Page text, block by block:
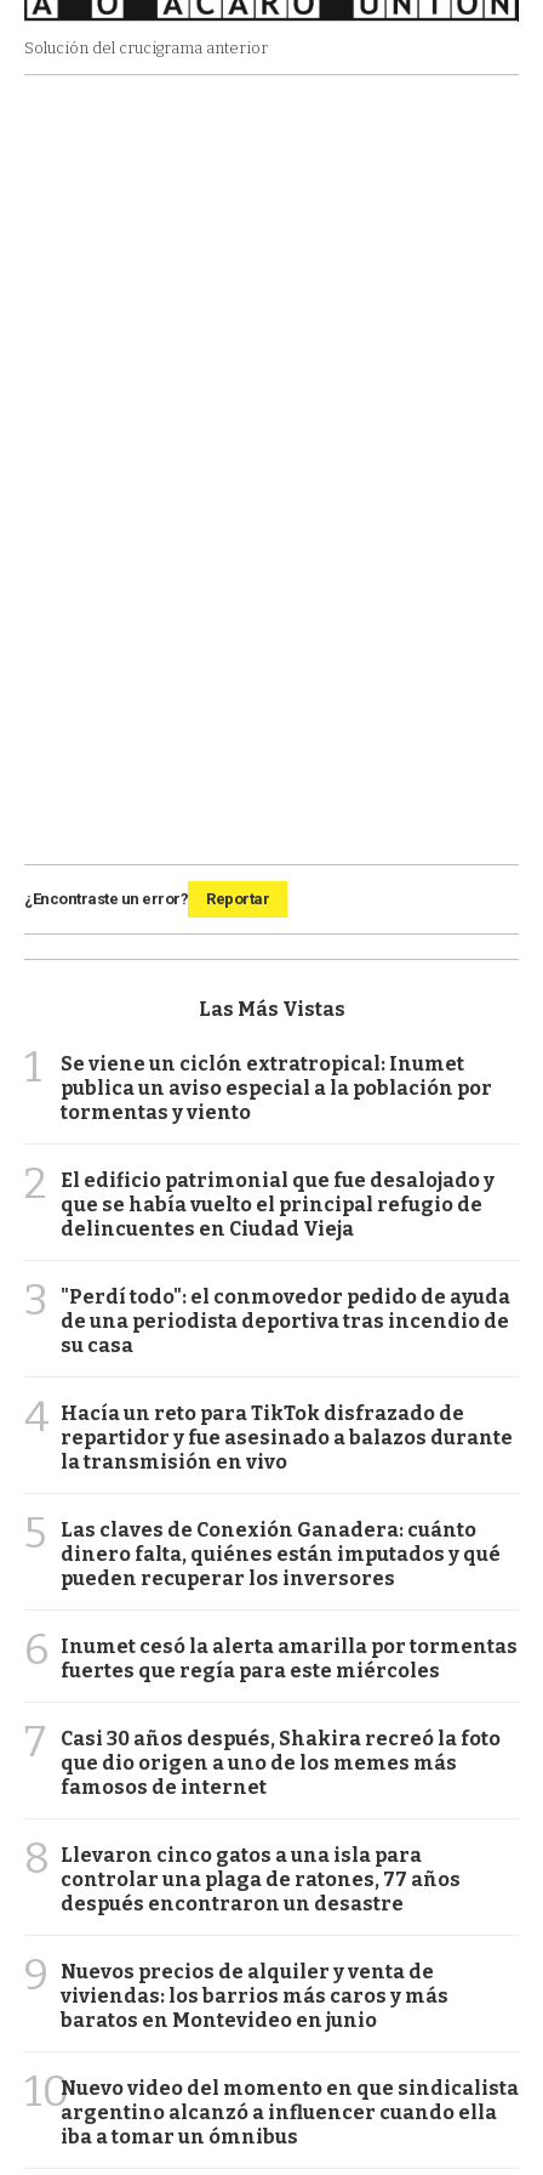
Solución del crucigrama anterior
¿Encontraste un error? Reportar
Las Más Vistas
1
Se viene un ciclón extratropical: Inumet
publica un aviso especial a la población por
tormentas y viento
2
El edificio patrimonial que fue desalojado y
que se había vuelto el principal refugio de
delincuentes en Ciudad Vieja
3
"Perdí todo": el conmovedor pedido de ayuda
de una periodista deportiva tras incendio de
su casa
4 Hacía un reto para TikTok disfrazado de
repartidor y fue asesinado a balazos durante
la transmisión en vivo
5
Las claves de Conexión Ganadera: cuánto
dinero falta, quiénes están imputados y qué
pueden recuperar los inversores
6
Inumet cesó la alerta amarilla por tormentas
fuertes que regía para este miércoles
7
Casi 30 años después, Shakira recreó la foto
que dio origen a uno de los memes más
famosos de internet
8
Llevaron cinco gatos a una isla para
controlar una plaga de ratones, 77 años
después encontraron un desastre
9
Nuevos precios de alquiler y venta de
viviendas: los barrios más caros y más
baratos en Montevideo en junio
10Nuevo video del momento en que sindicalista
argentino alcanzó a influencer cuando ella
iba a tomar un ómnibus